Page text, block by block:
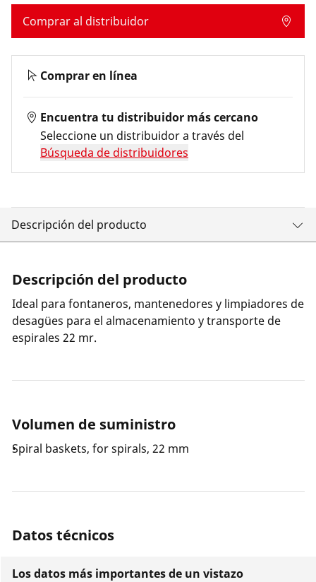
Comprar al distribuidor
Comprar en línea
Encuentra tu distribuidor más cercano
Seleccione un distribuidor a través del
Búsqueda de distribuidores
Descripción del producto
Descripción del producto
Ideal para fontaneros, mantenedores y limpiadores de
desagües para el almacenamiento y transporte de
espirales 22 mr.
Volumen de suministro
Spiral baskets, for spirals, 22 mm
Datos técnicos
Los datos más importantes de un vistazo